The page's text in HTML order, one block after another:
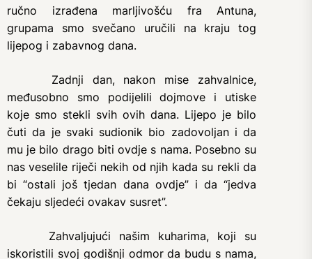
ručno izrađena marljivošću fra Antuna,
grupama smo svečano uručili na kraju tog
lijepog i zabavnog dana.
Zadnji dan, nakon mise zahvalnice,
međusobno smo podijelili dojmove i utiske
koje smo stekli svih ovih dana. Lijepo je bilo
čuti da je svaki sudionik bio zadovoljan i da
mu je bilo drago biti ovdje s nama. Posebno su
nas veselile riječi nekih od njih kada su rekli da
bi “ostali još tjedan dana ovdje” i da “jedva
čekaju sljedeći ovakav susret”.
Zahvaljujući našim kuharima, koji su
iskoristili svoj godišnji odmor da budu s nama,